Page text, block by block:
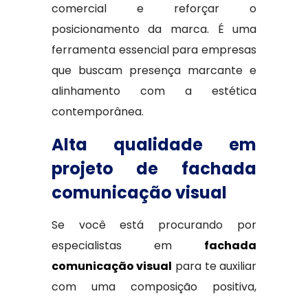
comercial e reforçar o
posicionamento da marca. É uma
ferramenta essencial para empresas
que buscam presença marcante e
alinhamento com a estética
contemporânea.
Alta qualidade em
projeto de fachada
comunicação visual
Se você está procurando por
especialistas em fachada
comunicação visual para te auxiliar
com uma composição positiva,